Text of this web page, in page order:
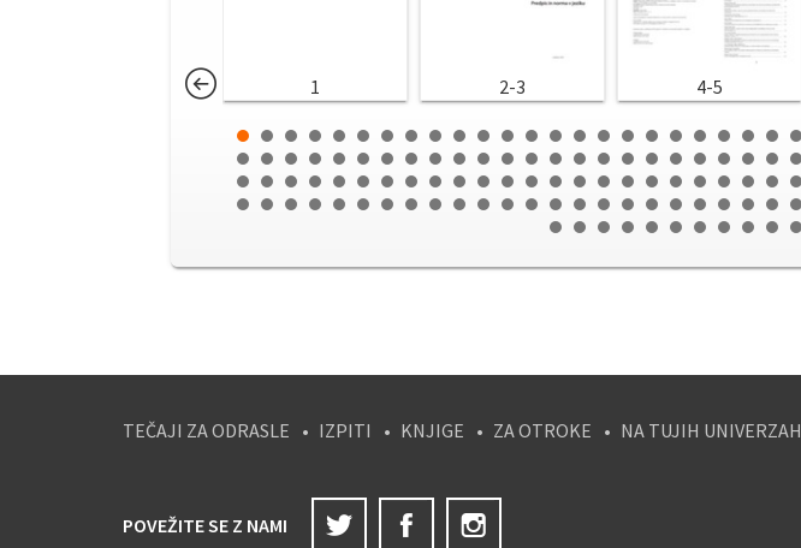
1 2-3 4-5
TEČAJI ZA ODRASLE IZPITI KNJIGE ZA OTROKE NA TUJIH UNIVERZAH
POVEŽITE SE Z NAMI
Twitter Facebook